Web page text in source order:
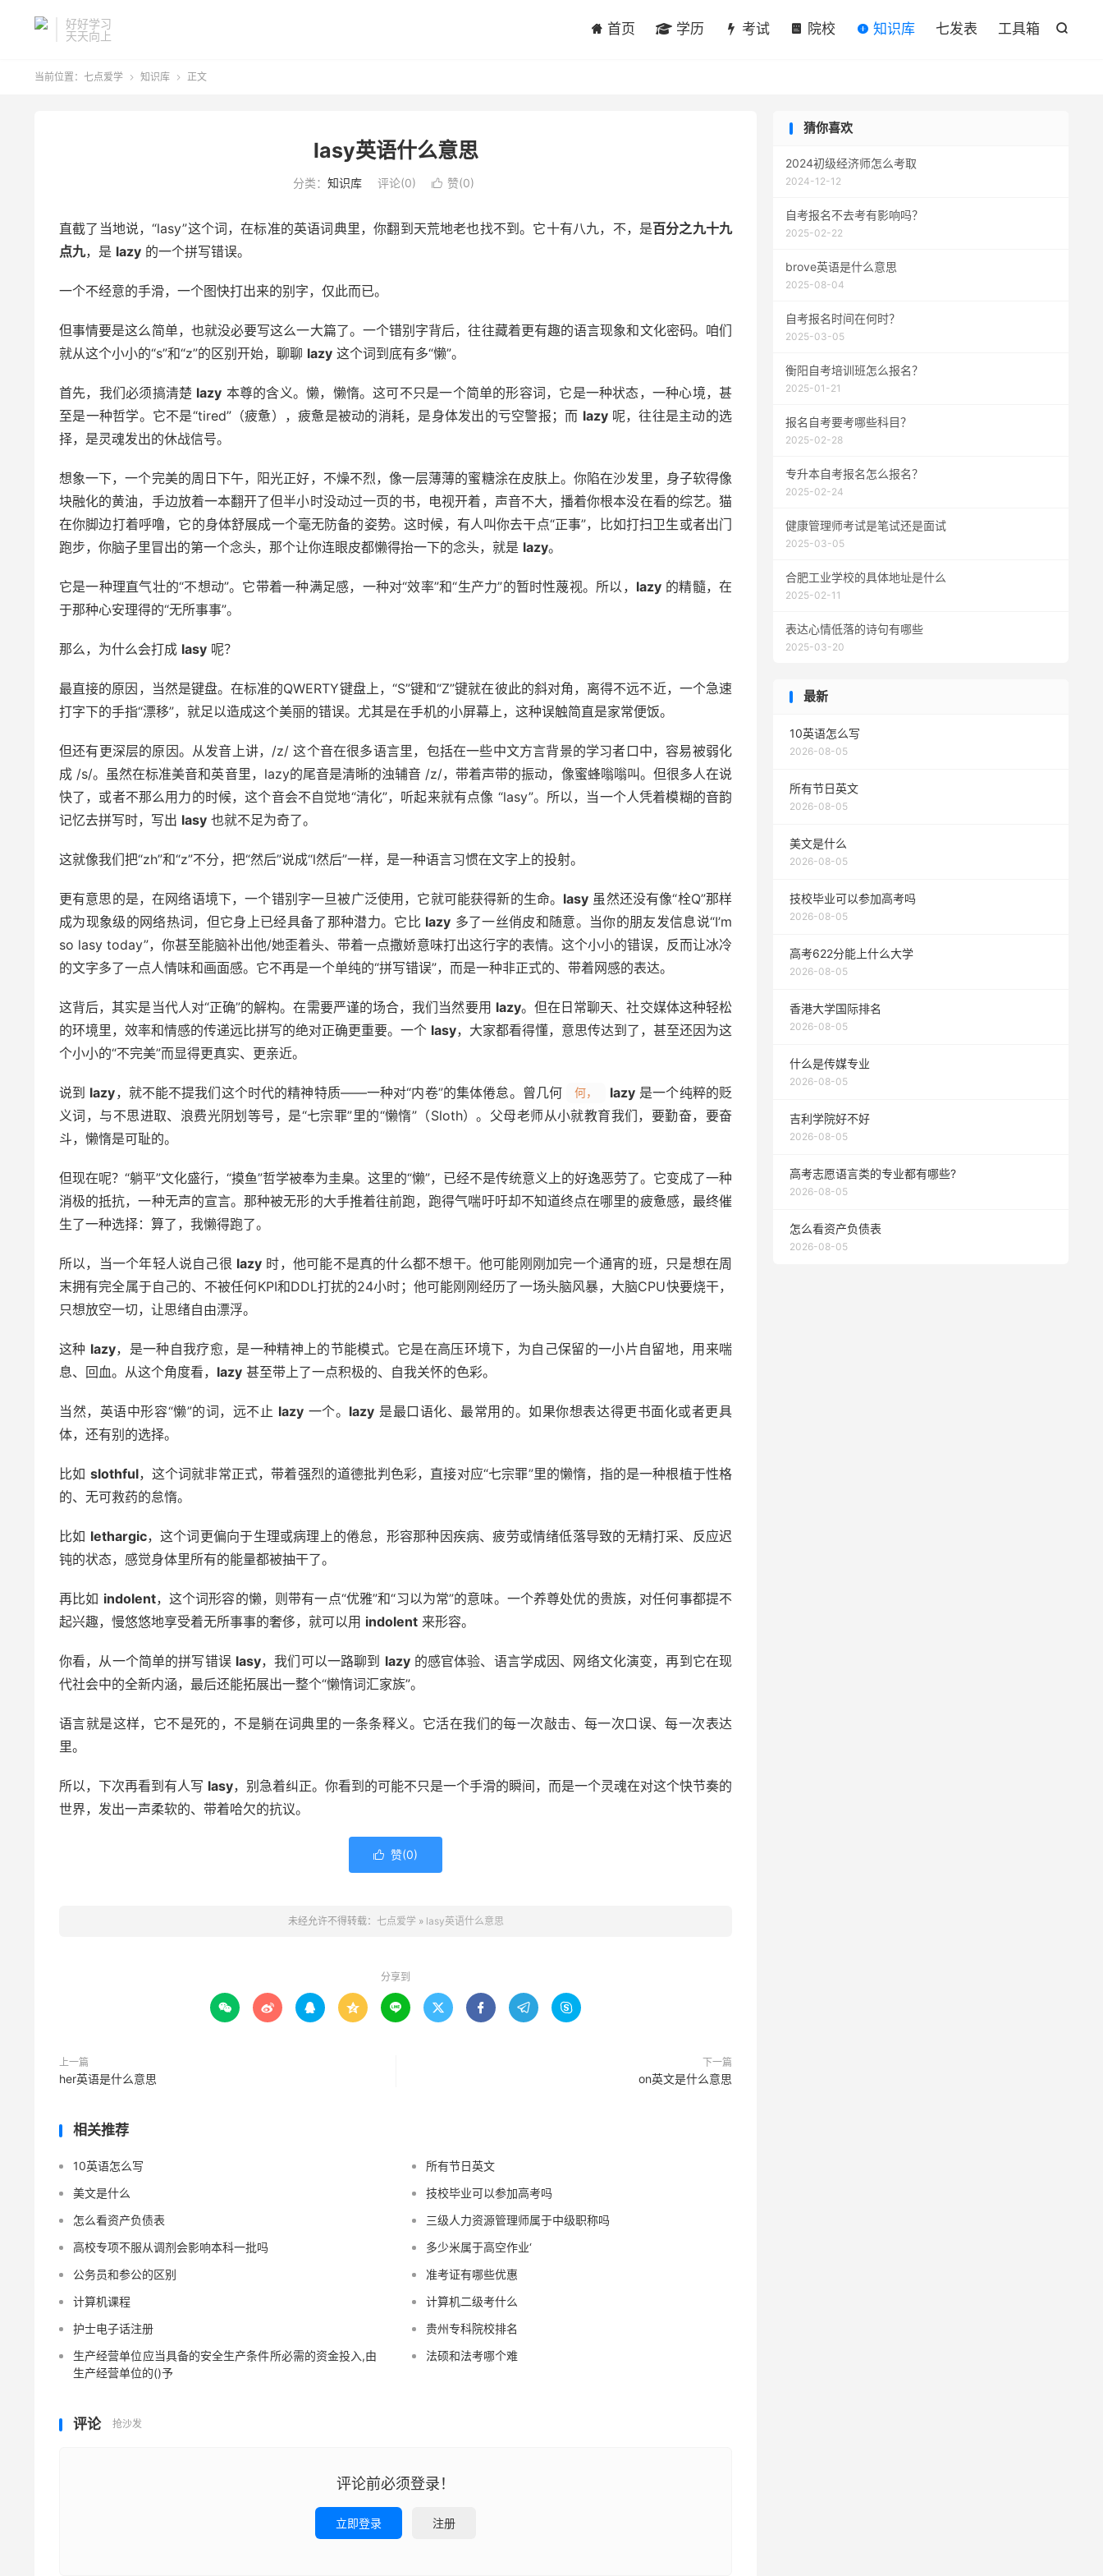
好好学习
天天向上

首页 学历 考试 院校 知识库 七发表 工具箱
当前位置： 七点爱学  知识库  正文
lasy英语什么意思
分类： 知识库 评论(0)  赞(0)
直截了当地说，“lasy”这个词，在标准的英语词典里，你翻到天荒地老也找不到。它十有八九，不，是百分之九十九
点九，是 lazy 的一个拼写错误。
一个不经意的手滑，一个图快打出来的别字，仅此而已。
但事情要是这么简单，也就没必要写这么一大篇了。一个错别字背后，往往藏着更有趣的语言现象和文化密码。咱们
就从这个小小的“s”和“z”的区别开始，聊聊 lazy 这个词到底有多“懒”。
首先，我们必须搞清楚 lazy 本尊的含义。懒，懒惰。这可不只是一个简单的形容词，它是一种状态，一种心境，甚
至是一种哲学。它不是“tired”（疲惫），疲惫是被动的消耗，是身体发出的亏空警报；而 lazy呢，往往是主动的选
择，是灵魂发出的休战信号。
想象一下，一个完美的周日下午，阳光正好，不燥不烈，像一层薄薄的蜜糖涂在皮肤上。你陷在沙发里，身子软得像
块融化的黄油，手边放着一本翻开了但半小时没动过一页的书，电视开着，声音不大，播着你根本没在看的综艺。猫
在你脚边打着呼噜，它的身体舒展成一个毫无防备的姿势。这时候，有人叫你去干点“正事”，比如打扫卫生或者出门
跑步，你脑子里冒出的第一个念头，那个让你连眼皮都懒得抬一下的念头，就是 lazy。
它是一种理直气壮的“不想动”。它带着一种满足感，一种对“效率”和“生产力”的暂时性蔑视。所以， lazy的精髓，在
于那种心安理得的“无所事事”。
那么，为什么会打成 lasy 呢？
最直接的原因，当然是键盘。在标准的QWERTY键盘上，“S”键和“Z”键就在彼此的斜对角，离得不远不近，一个急速
打字下的手指“漂移”，就足以造成这个美丽的错误。尤其是在手机的小屏幕上，这种误触简直是家常便饭。
但还有更深层的原因。从发音上讲，/z/ 这个音在很多语言里，包括在一些中文方言背景的学习者口中，容易被弱化
成 /s/。虽然在标准美音和英音里，lazy的尾音是清晰的浊辅音 /z/，带着声带的振动，像蜜蜂嗡嗡叫。但很多人在说
快了，或者不那么用力的时候，这个音会不自觉地“清化”，听起来就有点像 “lasy”。所以，当一个人凭着模糊的音韵
记忆去拼写时，写出 lasy 也就不足为奇了。
这就像我们把“zh”和“z”不分，把“然后”说成“l然后”一样，是一种语言习惯在文字上的投射。
更有意思的是，在网络语境下，一个错别字一旦被广泛使用，它就可能获得新的生命。 lasy 虽然还没有像“栓Q”那样
成为现象级的网络热词，但它身上已经具备了那种潜力。它比 lazy 多了一丝俏皮和随意。当你的朋友发信息说“I’m
so lasy today”，你甚至能脑补出他/她歪着头、带着一点撒娇意味打出这行字的表情。这个小小的错误，反而让冰冷
的文字多了一点人情味和画面感。它不再是一个单纯的“拼写错误”，而是一种非正式的、带着网感的表达。
这背后，其实是当代人对“正确”的解构。在需要严谨的场合，我们当然要用 lazy。但在日常聊天、社交媒体这种轻松
的环境里，效率和情感的传递远比拼写的绝对正确更重要。一个 lasy，大家都看得懂，意思传达到了，甚至还因为这
个小小的“不完美”而显得更真实、更亲近。
说到 lazy，就不能不提我们这个时代的精神特质——一种对“内卷”的集体倦怠。曾几何 何， lazy 是一个纯粹的贬
义词，与不思进取、浪费光阴划等号，是“七宗罪”里的“懒惰”（Sloth）。父母老师从小就教育我们，要勤奋，要奋
斗，懒惰是可耻的。
但现在呢？“躺平”文化盛行，“摸鱼”哲学被奉为圭臬。这里的“懒”，已经不是传统意义上的好逸恶劳了。它变成了一种
消极的抵抗，一种无声的宣言。那种被无形的大手推着往前跑，跑得气喘吁吁却不知道终点在哪里的疲惫感，最终催
生了一种选择：算了，我懒得跑了。
所以，当一个年轻人说自己很 lazy 时，他可能不是真的什么都不想干。他可能刚刚加完一个通宵的班，只是想在周
末拥有完全属于自己的、不被任何KPI和DDL打扰的24小时；他可能刚刚经历了一场头脑风暴，大脑CPU快要烧干，
只想放空一切，让思绪自由漂浮。
这种 lazy，是一种自我疗愈，是一种精神上的节能模式。它是在高压环境下，为自己保留的一小片自留地，用来喘
息、回血。从这个角度看， lazy 甚至带上了一点积极的、自我关怀的色彩。
当然，英语中形容“懒”的词，远不止 lazy 一个。 lazy 是最口语化、最常用的。如果你想表达得更书面化或者更具
体，还有别的选择。
比如 slothful，这个词就非常正式，带着强烈的道德批判色彩，直接对应“七宗罪”里的懒惰，指的是一种根植于性格
的、无可救药的怠惰。
比如 lethargic，这个词更偏向于生理或病理上的倦怠，形容那种因疾病、疲劳或情绪低落导致的无精打采、反应迟
钝的状态，感觉身体里所有的能量都被抽干了。
再比如 indolent，这个词形容的懒，则带有一点“优雅”和“习以为常”的意味。一个养尊处优的贵族，对任何事都提不
起兴趣，慢悠悠地享受着无所事事的奢侈，就可以用 indolent 来形容。
你看，从一个简单的拼写错误 lasy，我们可以一路聊到 lazy的感官体验、语言学成因、网络文化演变，再到它在现
代社会中的全新内涵，最后还能拓展出一整个“懒惰词汇家族”。
语言就是这样，它不是死的，不是躺在词典里的一条条释义。它活在我们的每一次敲击、每一次口误、每一次表达
里。
所以，下次再看到有人写 lasy，别急着纠正。你看到的可能不只是一个手滑的瞬间，而是一个灵魂在对这个快节奏的
世界，发出一声柔软的、带着哈欠的抗议。
 赞(0)
未经允许不得转载： 七点爱学 » lasy英语什么意思
分享到
        
上一篇
her英语是什么意思
下一篇
on英文是什么意思
相关推荐
10英语怎么写
所有节日英文
美文是什么
技校毕业可以参加高考吗
怎么看资产负债表
三级人力资源管理师属于中级职称吗
高校专项不服从调剂会影响本科一批吗
多少米属于高空作业‘
公务员和参公的区别
准考证有哪些优惠
计算机课程
计算机二级考什么
护士电子话注册
贵州专科院校排名
生产经营单位应当具备的安全生产条件所必需的资金投入,由
生产经营单位的()予
法硕和法考哪个难
评论 抢沙发
评论前必须登录！
立即登录 注册
猜你喜欢
2024初级经济师怎么考取
2024-12-12
自考报名不去考有影响吗？
2025-02-22
brove英语是什么意思
2025-08-04
自考报名时间在何时？
2025-03-05
衡阳自考培训班怎么报名？
2025-01-21
报名自考要考哪些科目？
2025-02-28
专升本自考报名怎么报名？
2025-02-24
健康管理师考试是笔试还是面试
2025-03-05
合肥工业学校的具体地址是什么
2025-02-11
表达心情低落的诗句有哪些
2025-03-20
最新
10英语怎么写
2026-08-05
所有节日英文
2026-08-05
美文是什么
2026-08-05
技校毕业可以参加高考吗
2026-08-05
高考622分能上什么大学
2026-08-05
香港大学国际排名
2026-08-05
什么是传媒专业
2026-08-05
吉利学院好不好
2026-08-05
高考志愿语言类的专业都有哪些?
2026-08-05
怎么看资产负债表
2026-08-05